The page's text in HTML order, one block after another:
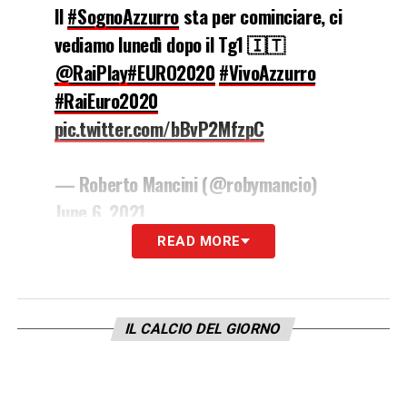
Il#SognoAzzurrosta per cominciare, ci
vediamo lunedì dopo il Tg1 🇮🇹
@RaiPlay#EURO2020#VivoAzzurro
#RaiEuro2020
pic.twitter.com/bBvP2MfzpC
— Roberto Mancini (@robymancio)
June 6, 2021
READ MORE
IL CALCIO DEL GIORNO